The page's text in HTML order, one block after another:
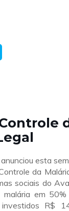
esta
da
sociais do
malária em
R$